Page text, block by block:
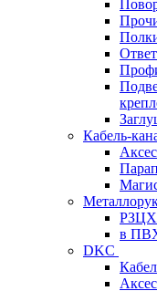
Кабель-
РЗЦХ
в
DKC